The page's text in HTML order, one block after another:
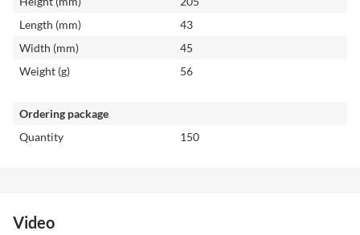
Length (mm)
43
Width (mm)
45
Weight (g)
56
Ordering package
Quantity
150
Video